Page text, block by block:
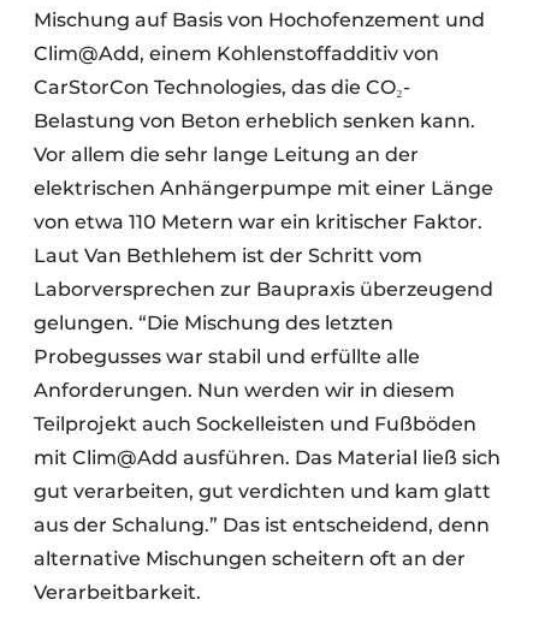
Mischung auf Basis von Hochofenzement und
Clim@Add, einem Kohlenstoffadditiv von
CarStorCon Technologies, das die CO₂-
Belastung von Beton erheblich senken kann.
Vor allem die sehr lange Leitung an der
elektrischen Anhängerpumpe mit einer Länge
von etwa 110 Metern war ein kritischer Faktor.
Laut Van Bethlehem ist der Schritt vom
Laborversprechen zur Baupraxis überzeugend
gelungen. “Die Mischung des letzten
Probegusses war stabil und erfüllte alle
Anforderungen. Nun werden wir in diesem
Teilprojekt auch Sockelleisten und Fußböden
mit Clim@Add ausführen. Das Material ließ sich
gut verarbeiten, gut verdichten und kam glatt
aus der Schalung.” Das ist entscheidend, denn
alternative Mischungen scheitern oft an der
Verarbeitbarkeit.